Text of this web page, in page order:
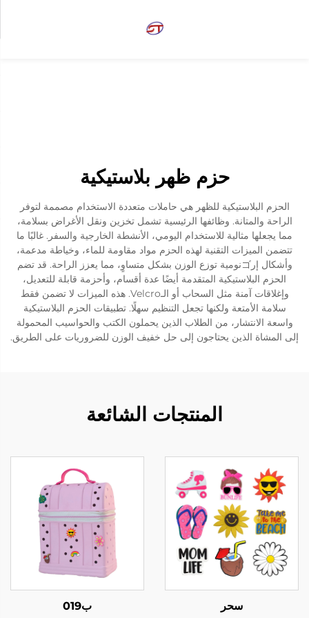
حزم ظهر بلاستيكية
الحزم البلاستيكية للظهر هي حاملات متعددة الاستخدام مصممة لتوفر
الراحة والمتانة. وظائفها الرئيسية تشمل تخزين ونقل الأغراض بسلامة،
مما يجعلها مثالية للاستخدام اليومي، الأنشطة الخارجية والسفر. غالبًا ما
تتضمن الميزات التقنية لهذه الحزم مواد مقاومة للماء، وخياطة مدعمة،
وأشكال إرゴنومية توزع الوزن بشكل متساوٍ، مما يعزز الراحة. قد تضم
الحزم البلاستيكية المتقدمة أيضًا عدة أقسام، وأحزمة قابلة للتعديل،
وإغلاقات آمنة مثل السحاب أو الـVelcro. هذه الميزات لا تضمن فقط
سلامة الأمتعة ولكنها تجعل التنظيم سهلًا. تطبيقات الحزم البلاستيكية
واسعة الانتشار، من الطلاب الذين يحملون الكتب والحواسيب المحمولة
إلى المشاة الذين يحتاجون إلى حل خفيف الوزن للضروريات على الطريق.
المنتجات الشائعة
سحر ب019